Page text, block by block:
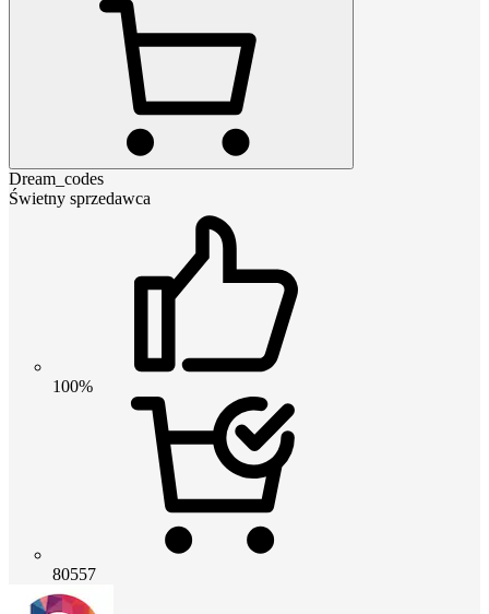
Dream_codes
Świetny sprzedawca
100%
80557